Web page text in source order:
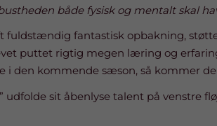
både fysisk og mentalt skal
fuldstændig fantastisk opbakning,
puttet rigtig megen læring og
i den kommende sæson, så kommer
udfolde sit åbenlyse talent på venstre